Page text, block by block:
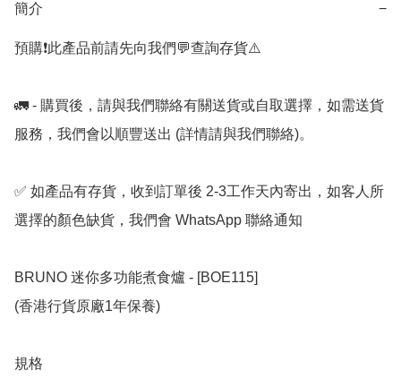
簡介 −
預購❗️此產品前請先向我們💬查詢存貨⚠️
🚛 - 購買後，請與我們聯絡有關送貨或自取選擇，如需送貨
服務，我們會以順豐送出 (詳情請與我們聯絡)。
✅ 如產品有存貨，收到訂單後 2-3工作天內寄出，如客人所
選擇的顏色缺貨，我們會 WhatsApp 聯絡通知
BRUNO 迷你多功能煮食爐 - [BOE115]
(香港行貨原廠1年保養)
規格